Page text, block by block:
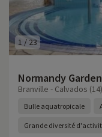
1 / 23
Normandy Garden
Branville - Calvados (14)
Bulle aquatropicale
Grande diversité